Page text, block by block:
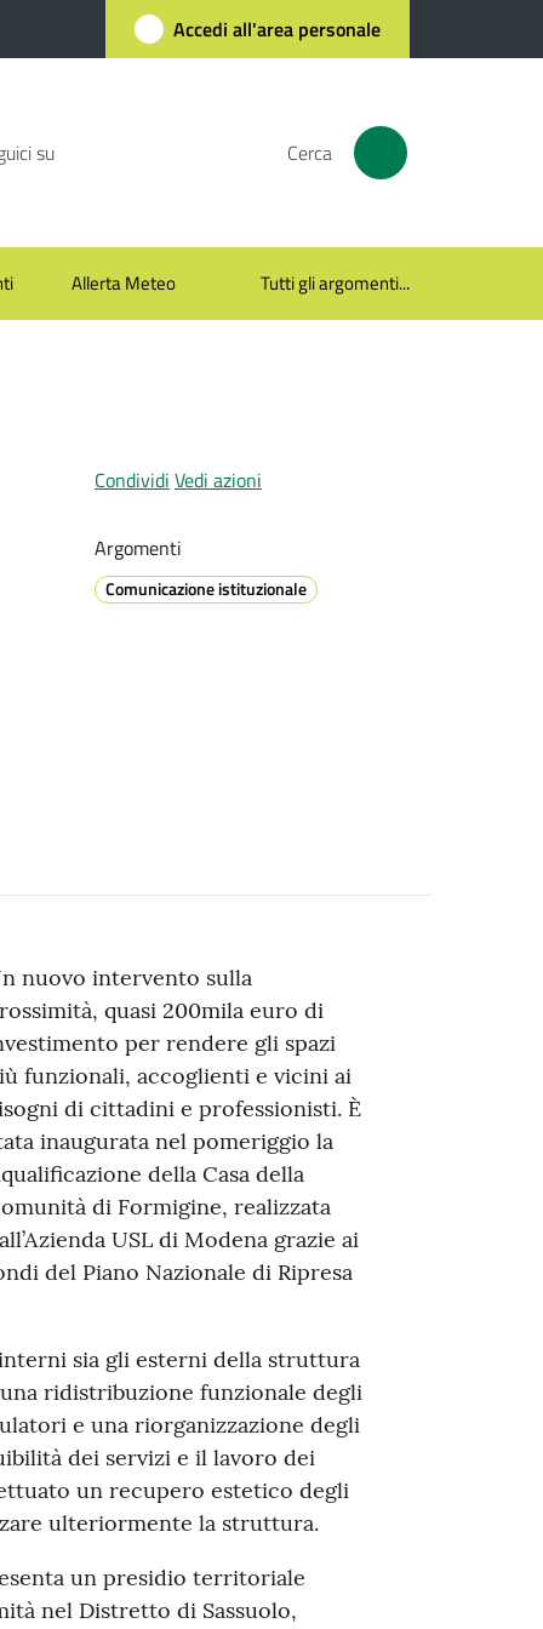
Accedi all'area personale
su Cerca
Allerta Meteo Tutti gli argomenti...
Condividi Vedi azioni
Argomenti
Comunicazione istituzionale
nuovo intervento sulla
quasi 200mila euro di
per rendere gli spazi
funzionali, accoglienti e vicini ai
di cittadini e professionisti. È
inaugurata nel pomeriggio la
della Casa della
di Formigine, realizzata
USL di Modena grazie ai
del Piano Nazionale di Ripresa
sia gli esterni della struttura
ridistribuzione funzionale degli
e una riorganizzazione degli
dei servizi e il lavoro dei
un recupero estetico degli
ulteriormente la struttura.
un presidio territoriale
nel Distretto di Sassuolo,